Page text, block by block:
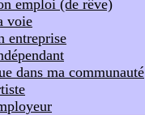
emploi (de rêve)
voie
entreprise
dans ma communauté